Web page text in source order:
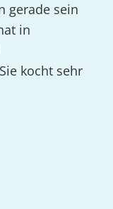
gerade sein
in
kocht sehr